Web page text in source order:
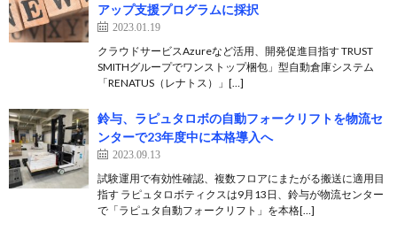
アップ支援プログラムに採択
2023.01.19
クラウドサービスAzureなど活用、開発促進目指す TRUST
SMITHグループでワンストップ梱包」型自動倉庫システム
「RENATUS（レナトス）」[…]
鈴与、ラピュタロボの自動フォークリフトを物流セ
ンターで23年度中に本格導入へ
2023.09.13
試験運用で有効性確認、複数フロアにまたがる搬送に適用目
指す ラピュタロボティクスは9月13日、鈴与が物流センター
で「ラピュタ自動フォークリフト」を本格[…]